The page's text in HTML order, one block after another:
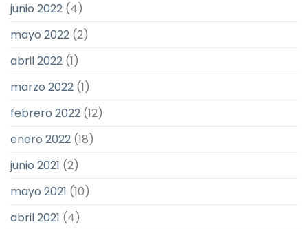
junio 2022 (4)
mayo 2022 (2)
abril 2022 (1)
marzo 2022 (1)
febrero 2022 (12)
enero 2022 (18)
junio 2021 (2)
mayo 2021 (10)
abril 2021 (4)